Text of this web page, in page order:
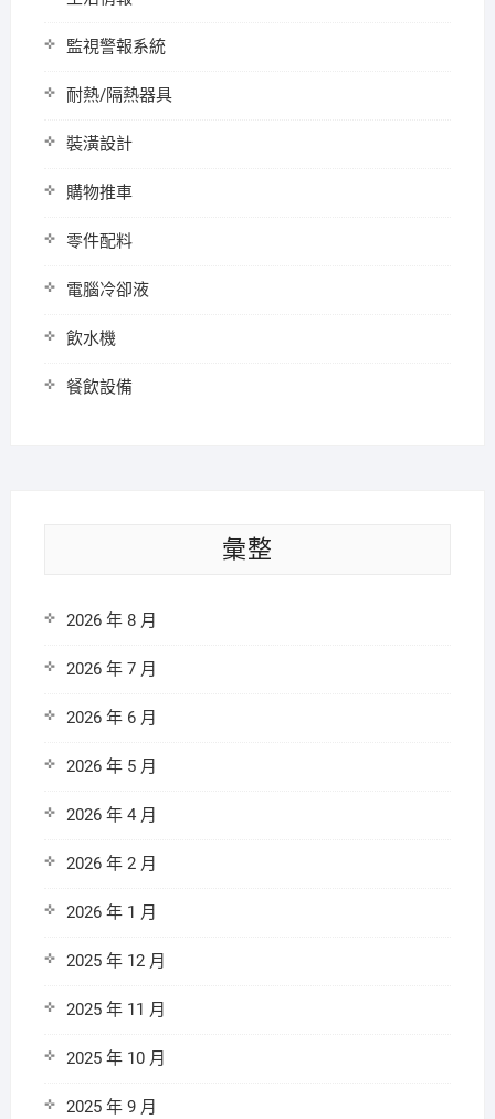
監視警報系統
耐熱/隔熱器具
裝潢設計
購物推車
零件配料
電腦冷卻液
飲水機
餐飲設備
彙整
2026 年 8 月
2026 年 7 月
2026 年 6 月
2026 年 5 月
2026 年 4 月
2026 年 2 月
2026 年 1 月
2025 年 12 月
2025 年 11 月
2025 年 10 月
2025 年 9 月